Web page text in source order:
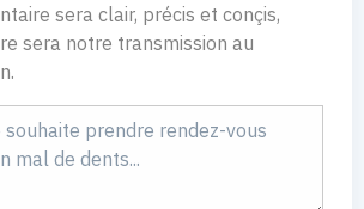
sera clair, précis et conçis,
sera notre transmission au